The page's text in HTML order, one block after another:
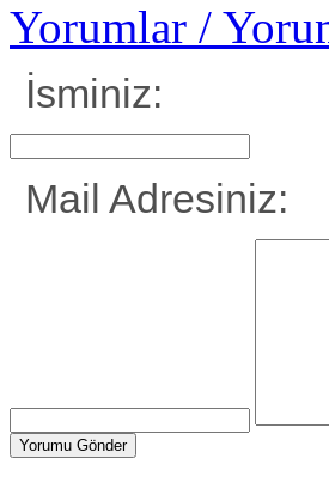
Yorumlar /
İsminiz:
Mail Adresiniz: